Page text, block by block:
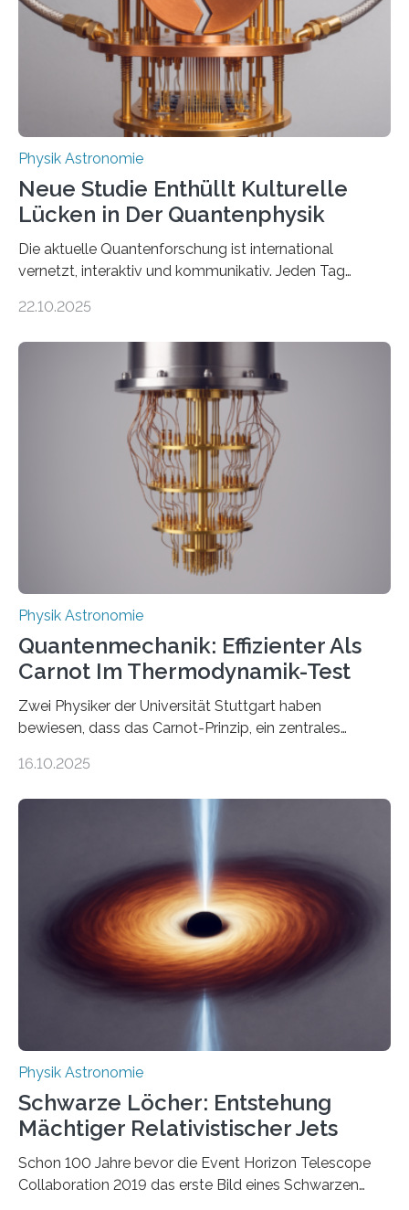
Der lange diskutierte Thorium-Kernübergang wurde
gefunden. Kurz darauf konnte man zeigen, dass sich
Thorium tatsächlich nutzen lässt, um hochpräzise…
Physik Astronomie
Neue Studie Enthüllt Kulturelle
Lücken in Der Quantenphysik
Die aktuelle Quantenforschung ist international
vernetzt, interaktiv und kommunikativ. Jeden Tag
oft von Autor*innen, die eng zusammenarbeiten. Neue
werden schnell weiterentwickelt. Dies ist der Alltag in
der Forschung der Quantentheorie, die dieses Jahr 100
Jahre alt geworden ist, weshalb die UNESCO 2025 zum
Internationalen Jahr der Quantenwissenschaft und -
technologie ausgerufen hat. Doch nun hat eine
internationale Forschungsgruppe um den
22.10.2025
Physik Astronomie
Quantenmechanik: Effizienter Als
Carnot Im Thermodynamik-Test
Zwei Physiker der Universität Stuttgart haben
bewiesen, dass das Carnot-Prinzip, ein zentrales
Größenordnung von Atomen gilt, deren physikalische
Quantenmotoren voranbringen. Das
Wissenschaftsjournal Science Advances veröffentlichte
die Herleitung. (DOI: 10.1126/sciadv.adw8462)
Verbrennungsmotoren oder Dampfturbinen sind
Wärmekraftmaschinen: Sie wandeln thermische
Energie in mechanische Bewegung um – oder anders
ausgedrückt, Wärme in Bewegung. In
quantenmechanischen Experimenten ist es in den…
16.10.2025
Physik Astronomie
Schwarze Löcher: Entstehung
Mächtiger Relativistischer Jets
Schon 100 Jahre bevor die Event Horizon Telescope
Collaboration 2019 das erste Bild eines Schwarzen